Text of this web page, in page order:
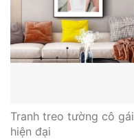
Tranh treo tường cô gái
hiện đại